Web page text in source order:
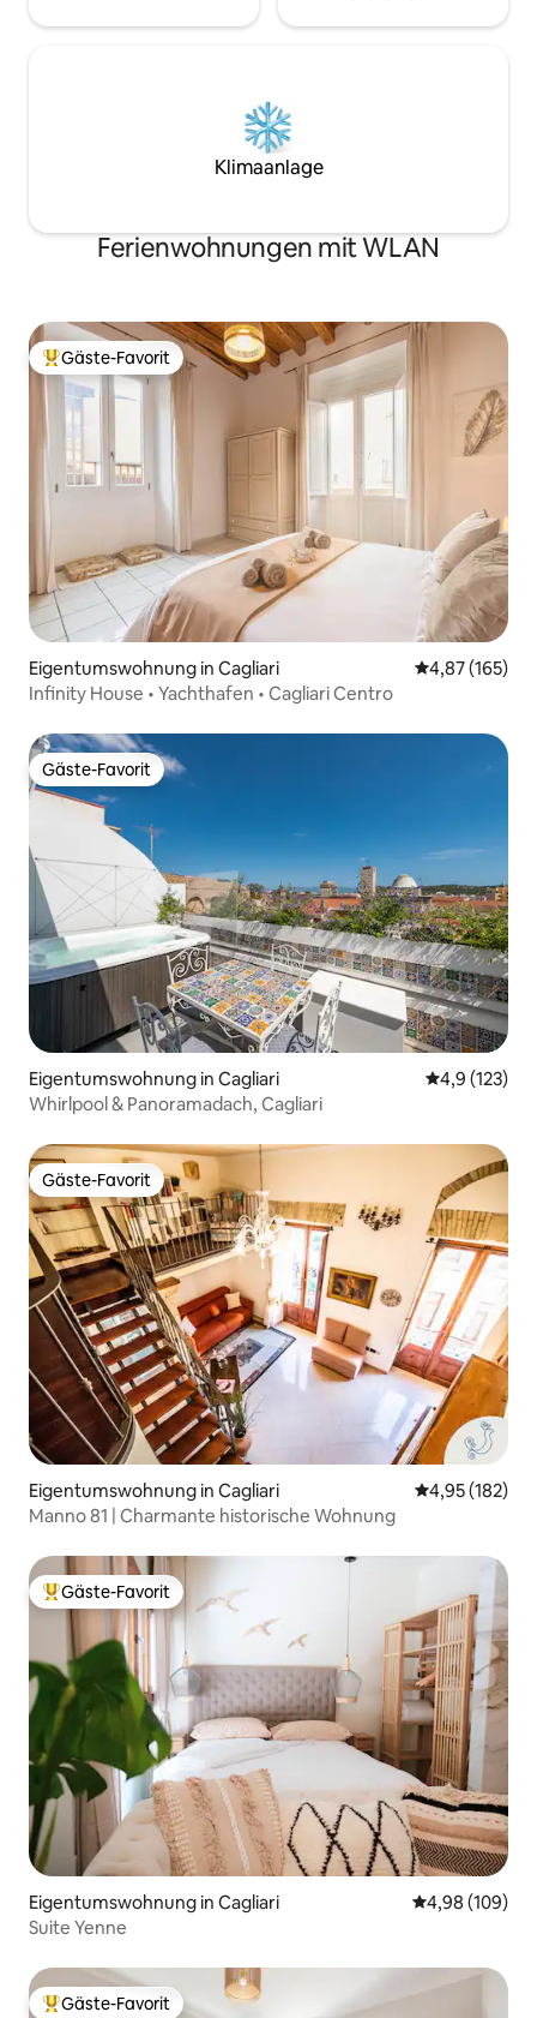
Klimaanlage
Ferienwohnungen mit WLAN
Beliebter Gäste-Favorit.
Gäste-Favorit
Eigentumswohnung in Cagliari
4,87 (165)
Infinity House • Yachthafen • Cagliari Centro
Gäste-Favorit
Gäste-Favorit
Eigentumswohnung in Cagliari
4,9 (123)
Whirlpool & Panoramadach, Cagliari
Gäste-Favorit
Gäste-Favorit
Eigentumswohnung in Cagliari
4,95 (182)
Manno 81 | Charmante historische Wohnung
Beliebter Gäste-Favorit.
Gäste-Favorit
Eigentumswohnung in Cagliari
4,98 (109)
Suite Yenne
Beliebter Gäste-Favorit.
Gäste-Favorit